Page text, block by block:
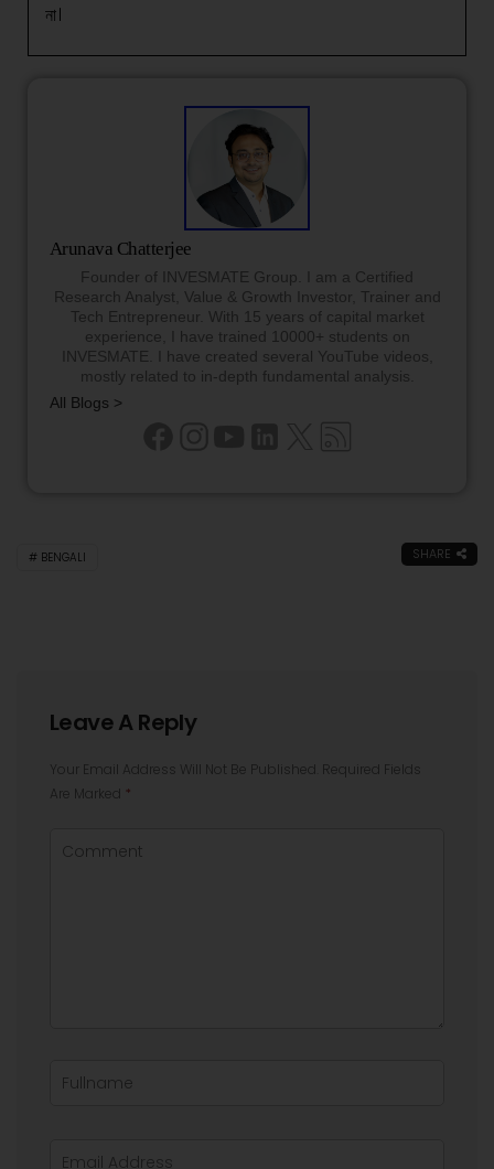
না।
Arunava Chatterjee
Founder of INVESMATE Group. I am a Certified
Research Analyst, Value & Growth Investor, Trainer and
Tech Entrepreneur. With 15 years of capital market
experience, I have trained 10000+ students on
INVESMATE. I have created several YouTube videos,
mostly related to in-depth fundamental analysis.
All Blogs >
BENGALI SHARE
Leave A Reply
Your Email Address Will Not Be Published. Required Fields
Are Marked *